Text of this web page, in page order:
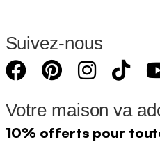
Suivez-nous
Votre maison va
10% offerts pour